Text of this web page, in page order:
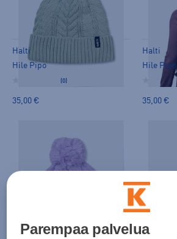
Halti
Hile Pipo
(0)
35,00 €
Halti
Hile Pipo
35,00 €
Halti
Halti
Parempaa palvelua